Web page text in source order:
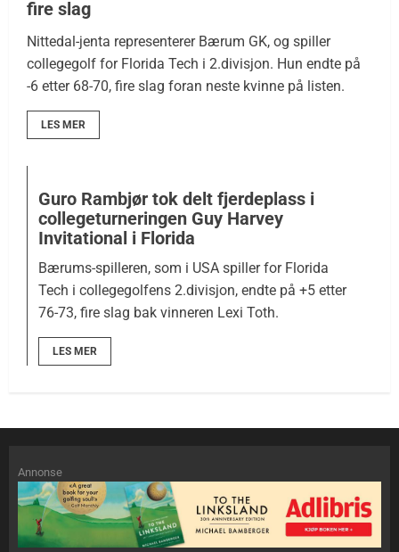
fire slag
Nittedal-jenta representerer Bærum GK, og spiller
collegegolf for Florida Tech i 2.divisjon. Hun endte på
-6 etter 68-70, fire slag foran neste kvinne på listen.
LES MER
Guro Rambjør tok delt fjerdeplass i
collegeturneringen Guy Harvey
Invitational i Florida
Bærums-spilleren, som i USA spiller for Florida
Tech i collegegolfens 2.divisjon, endte på +5 etter
76-73, fire slag bak vinneren Lexi Toth.
LES MER
Annonse